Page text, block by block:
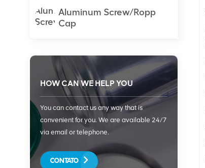
Aluminum Screw/Ropp
Cap
HOW CAN WE HELP YOU
You can contact us any way that is
convenient for you. We are available 24/7
via email or telephone.
CONTATO